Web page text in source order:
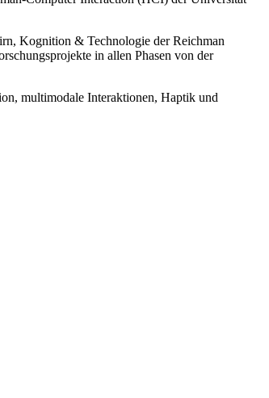
Kognition & Technologie der Reichman
in allen Phasen von der
multimodale Interaktionen, Haptik und